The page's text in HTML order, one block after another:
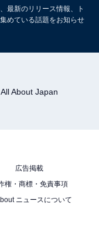
最新のリリース情報、ト
めている話題をお知らせ
All About Japan
広告掲載
権・商標・免責事項
ニュースについて